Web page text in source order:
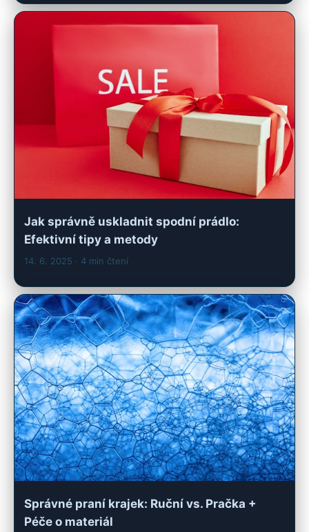
Jak správně uskladnit spodní prádlo:
Efektivní tipy a metody
14. 6. 2025 · 4 min čtení
Správné praní krajek: Ruční vs. Pračka +
Péče o materiál